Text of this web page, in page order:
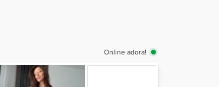
Online adora!